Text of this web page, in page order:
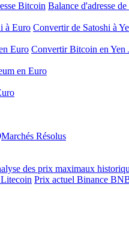
Bitcoin Balance d'adresse
à Euro Convertir de Satoshi à
Euro Convertir Bitcoin en Yen
en Euro
Marchés Résolus
des prix maximaux
Prix actuel Binance